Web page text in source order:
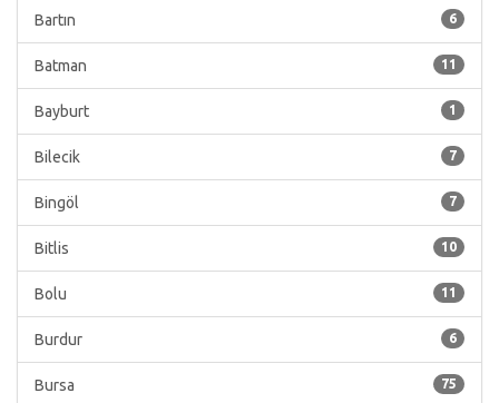
6
Bartın
11
Batman
1
Bayburt
7
Bilecik
7
Bingöl
10
Bitlis
11
Bolu
6
Burdur
75
Bursa